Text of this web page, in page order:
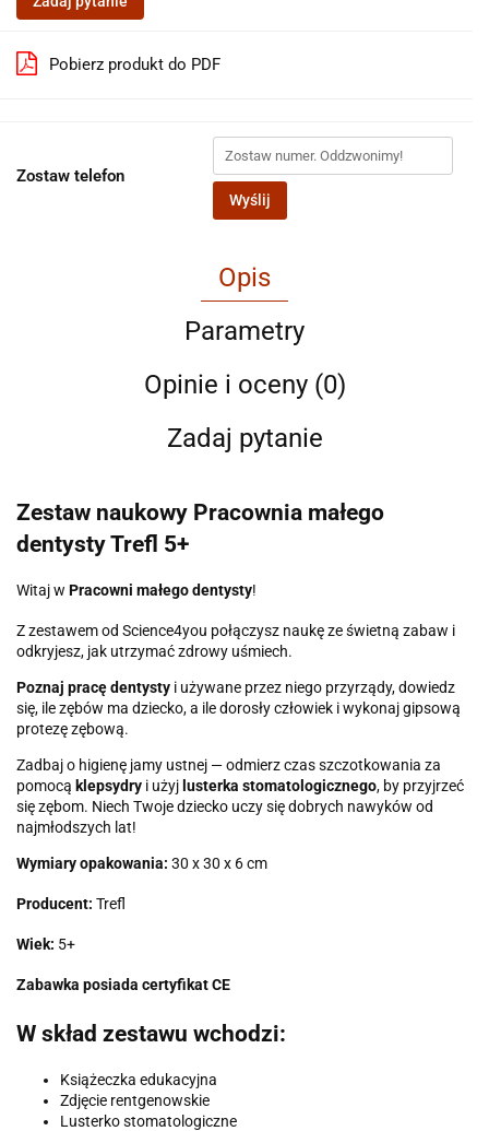
Pobierz produkt do PDF
Zostaw telefon
Wyślij
Opis
Parametry
Opinie i oceny (0)
Zadaj pytanie
Zestaw naukowy Pracownia małego
dentysty Trefl 5+
Witaj w Pracowni małego dentysty!
Z zestawem od Science4you połączysz naukę ze świetną zabaw i
odkryjesz, jak utrzymać zdrowy uśmiech.
Poznaj pracę dentysty i używane przez niego przyrządy, dowiedz
się, ile zębów ma dziecko, a ile dorosły człowiek i wykonaj gipsową
protezę zębową.
Zadbaj o higienę jamy ustnej — odmierz czas szczotkowania za
pomocą klepsydry i użyj lusterka stomatologicznego, by przyjrzeć
się zębom. Niech Twoje dziecko uczy się dobrych nawyków od
najmłodszych lat!
Wymiary opakowania: 30 x 30 x 6 cm
Producent: Trefl
Wiek: 5+
Zabawka posiada certyfikat CE
W skład zestawu wchodzi:
Książeczka edukacyjna
Zdjęcie rentgenowskie
Lusterko stomatologiczne